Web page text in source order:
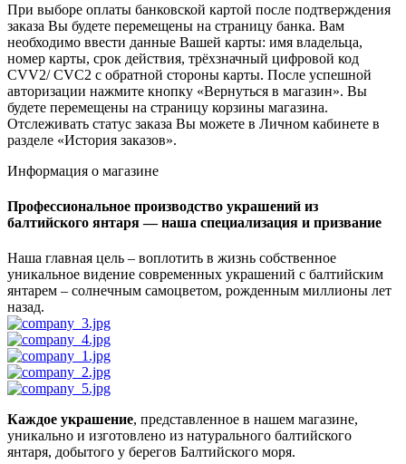
При выборе оплаты банковской картой после подтверждения
заказа Вы будете перемещены на страницу банка. Вам
необходимо ввести данные Вашей карты: имя владельца,
номер карты, срок действия, трёхзначный цифровой код
CVV2/ CVC2 с обратной стороны карты. После успешной
авторизации нажмите кнопку «Вернуться в магазин». Вы
будете перемещены на страницу корзины магазина.
Отслеживать статус заказа Вы можете в Личном кабинете в
разделе «История заказов».
Информация о магазине
Профессиональное производство украшений из
балтийского янтаря — наша специализация и призвание
Наша главная цель – воплотить в жизнь собственное
уникальное видение современных украшений с балтийским
янтарем – солнечным самоцветом, рожденным миллионы лет
назад.
Каждое украшение, представленное в нашем магазине,
уникально и изготовлено из натурального балтийского
янтаря, добытого у берегов Балтийского моря.